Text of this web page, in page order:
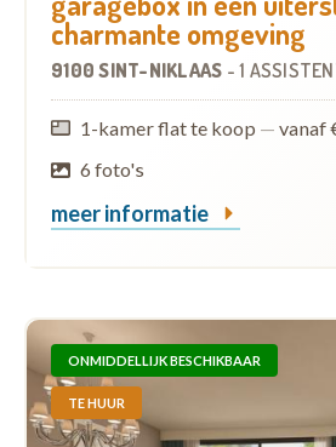
charmante omgeving
9100 SINT-NIKLAAS - 1
1-kamer flat te koop — vanaf
6 foto's
meer informatie
ONMIDDELLIJK BESCHIKBAAR
TE HUUR